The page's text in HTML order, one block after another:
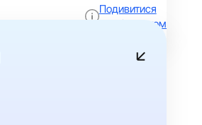
Подивитися
аналітику компанії